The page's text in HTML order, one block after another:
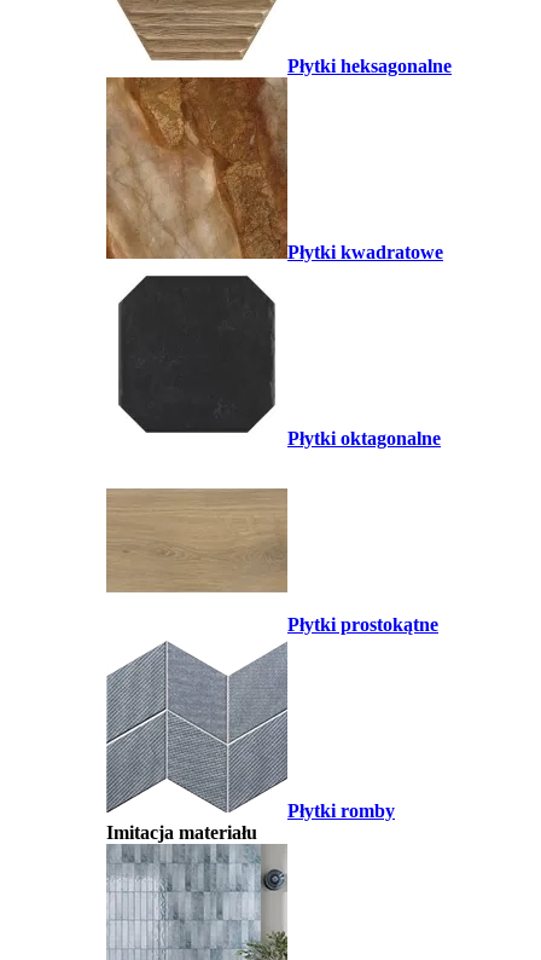
Płytki heksagonalne
Płytki kwadratowe
Płytki oktagonalne
Płytki prostokątne
Płytki romby
Imitacja materiału